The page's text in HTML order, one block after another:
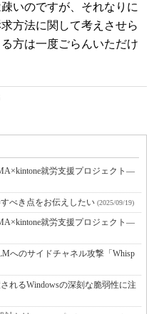
いのですが、それなりに
方法に関して考えさせら
方は一度ごらんいただけ
就労支援プロジェクト―
べき点をお伝えしたい (2025/09/19)
就労支援プロジェクト―
へのサイドチャネル攻撃「Whisp
れるWindowsの深刻な脆弱性に注